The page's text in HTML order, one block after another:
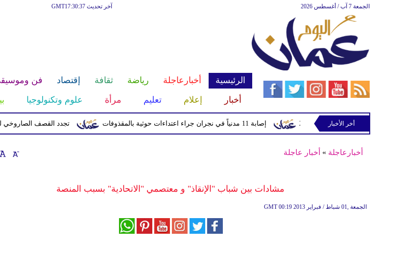
آخر تحديث GMT17:30:37 الجمعة 7 آب / أغسطس 2026
الرئيسية أخبارعاجلة رياضة ثقافة إقتصاد فن
أخبار
إعلام تعليم مرأة علوم وتكنولوجيا
تجدد القصف الصاروخي إصابة 11 مدنياً في نجران جراء اعتداءات حوثية بالمقذوفات من لايبزيغ حتى 2033
أخر الأخبار
أخبارعاجلة » أخبار عاجلة
مشادات بين شباب "الإنقاذ" و معتصمي "الاتحادية" بسبب المنصة
GMT 00:19 2013 الجمعة ,01 شباط / فبراير